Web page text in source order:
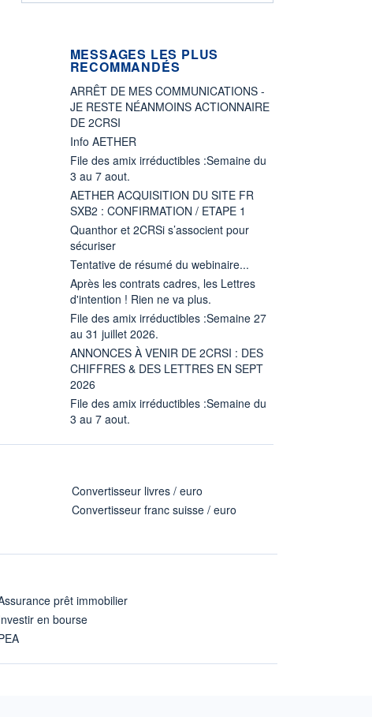
MESSAGES LES PLUS
RECOMMANDÉS
ARRÊT DE MES COMMUNICATIONS -
JE RESTE NÉANMOINS ACTIONNAIRE
DE 2CRSI
Info AETHER
File des amix irréductibles :Semaine du
3 au 7 aout.
AETHER ACQUISITION DU SITE FR
SXB2 : CONFIRMATION / ETAPE 1
Quanthor et 2CRSi s’associent pour
sécuriser
Tentative de résumé du webinaire...
Après les contrats cadres, les Lettres
d'intention ! Rien ne va plus.
File des amix irréductibles :Semaine 27
au 31 juillet 2026.
ANNONCES À VENIR DE 2CRSI : DES
CHIFFRES & DES LETTRES EN SEPT
2026
File des amix irréductibles :Semaine du
3 au 7 aout.
Convertisseur livres / euro
Convertisseur franc suisse / euro
prêt immobilier
en bourse